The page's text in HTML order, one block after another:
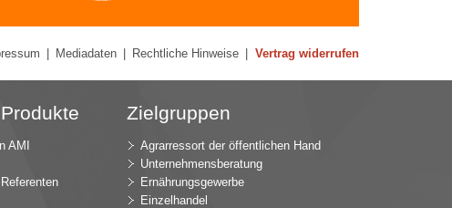
Mediadaten Rechtliche Hinweise Vertrag widerrufen
AMI
Zielgruppen
Agrarressort der öffentlichen Hand
Unternehmensberatung
Ernährungsgewerbe
Einzelhandel